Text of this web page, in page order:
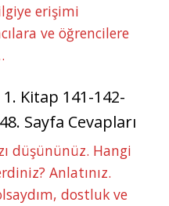
erişimi
ve öğrencilere
1. Kitap 141-142-
Sayfa Cevapları
düşününüz. Hangi
Anlatınız.
dostluk ve